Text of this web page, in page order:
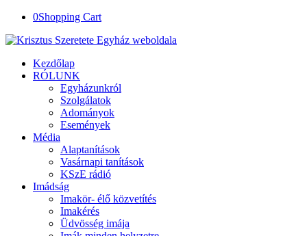
0Shopping Cart
Kezdőlap
RÓLUNK
Egyházunkról
Szolgálatok
Adományok
Események
Média
Alaptanítások
Vasárnapi tanítások
KSzE rádió
Imádság
Imakör- élő közvetítés
Imakérés
Üdvösség imája